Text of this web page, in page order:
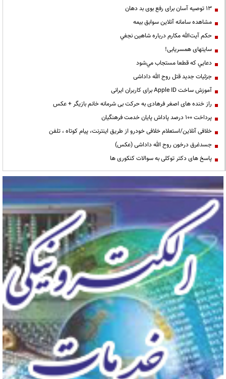
13 توصیه آسان برای رفع بوی بد دهان
مشاهده سامانه آنلاين سوابق بیمه
حكم آيت‌الله مكارم درباره شاهين نجفي
سایتهای همسریابی!
دعايي كه قطعا مستجاب مي‌شود
جزئیات جدید قتل روح الله داداشی
آموزش ساخت Apple ID برای کاربران ایرانی
راز خنده های اصغر فرهادی به حرکت بی شرمانه خانم بازیگر + عکس
پرداخت ۱۰۰ درصد پاداش پایان خدمت فرهنگیان
خلافی آنلاین/استعلام خلافی خودرو از طریق اینترنت، پیام کوتاه ، تلفن
جسدغرق درخون روح الله داداشی (عکس)
پاسخ های دکتر توکلی به سوالات کنکوری ها